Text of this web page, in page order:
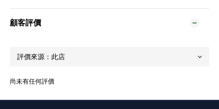
顧客評價
尚未有任何評價